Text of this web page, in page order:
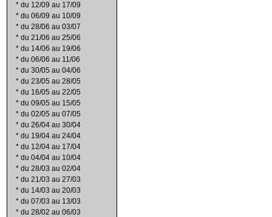
* du 12/09 au 17/09
* du 06/09 au 10/09
* du 28/06 au 03/07
* du 21/06 au 25/06
* du 14/06 au 19/06
* du 06/06 au 11/06
* du 30/05 au 04/06
* du 23/05 au 28/05
* du 16/05 au 22/05
* du 09/05 au 15/05
* du 02/05 au 07/05
* du 26/04 au 30/04
* du 19/04 au 24/04
* du 12/04 au 17/04
* du 04/04 au 10/04
* du 28/03 au 02/04
* du 21/03 au 27/03
* du 14/03 au 20/03
* du 07/03 au 13/03
* du 28/02 au 06/03